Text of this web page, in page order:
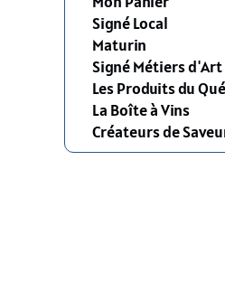
Signé Local
Maturin
Signé Métiers d'Art
Les Produits du
La Boîte à Vins
Créateurs de